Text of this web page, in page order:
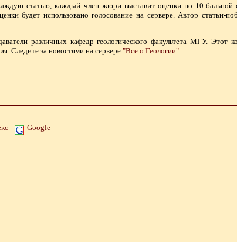
статью, каждый член жюри выставит оценки по 10-бальной
будет использовано голосование на сервере. Автор статьи-
различных кафедр геологического факультета МГУ.
Следите за новостями на сервере "Все о Геологии"
Google